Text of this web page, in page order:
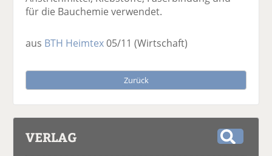
für die Bauchemie verwendet.
aus BTH Heimtex05/11(Wirtschaft)
Zurück
VERLAG